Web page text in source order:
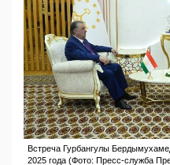
Встреча Гурбангулы
2025 года (Фото: Пресс-служба